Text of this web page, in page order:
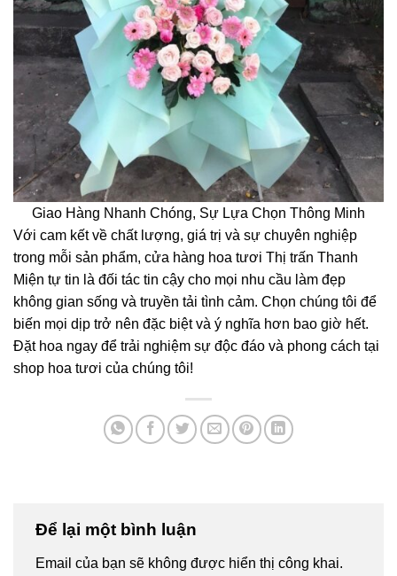
Giao Hàng Nhanh Chóng, Sự Lựa Chọn Thông Minh
Với cam kết về chất lượng, giá trị và sự chuyên nghiệp
trong mỗi sản phẩm, cửa hàng hoa tươi Thị trấn Thanh
Miện tự tin là đối tác tin cậy cho mọi nhu cầu làm đẹp
không gian sống và truyền tải tình cảm. Chọn chúng tôi để
biến mọi dịp trở nên đặc biệt và ý nghĩa hơn bao giờ hết.
Đặt hoa ngay để trải nghiệm sự độc đáo và phong cách tại
shop hoa tươi của chúng tôi!
Để lại một bình luận
Email của bạn sẽ không được hiển thị công khai.